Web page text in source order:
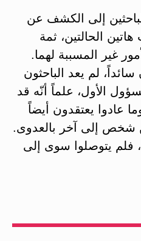
إلى الكشف عن
الحالتين، ثمة
غير المسببة لهما.
سائداً، لم يعد الباحثون
الأول، علماً أنّه قد
عادوا يعتقدون أيضاً
شخص إلى آخر بالعدوى.
فلم يتوصلوا سوى إلى